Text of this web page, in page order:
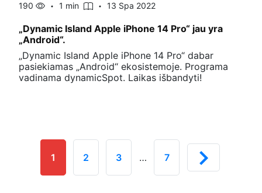
190 1 min 13 Spa 2022
„Dynamic Island Apple iPhone 14 Pro“ jau yra
„Android“.
„Dynamic Island Apple iPhone 14 Pro“ dabar
pasiekiamas „Android“ ekosistemoje. Programa
vadinama dynamicSpot. Laikas išbandyti!
1 2 3 … 7